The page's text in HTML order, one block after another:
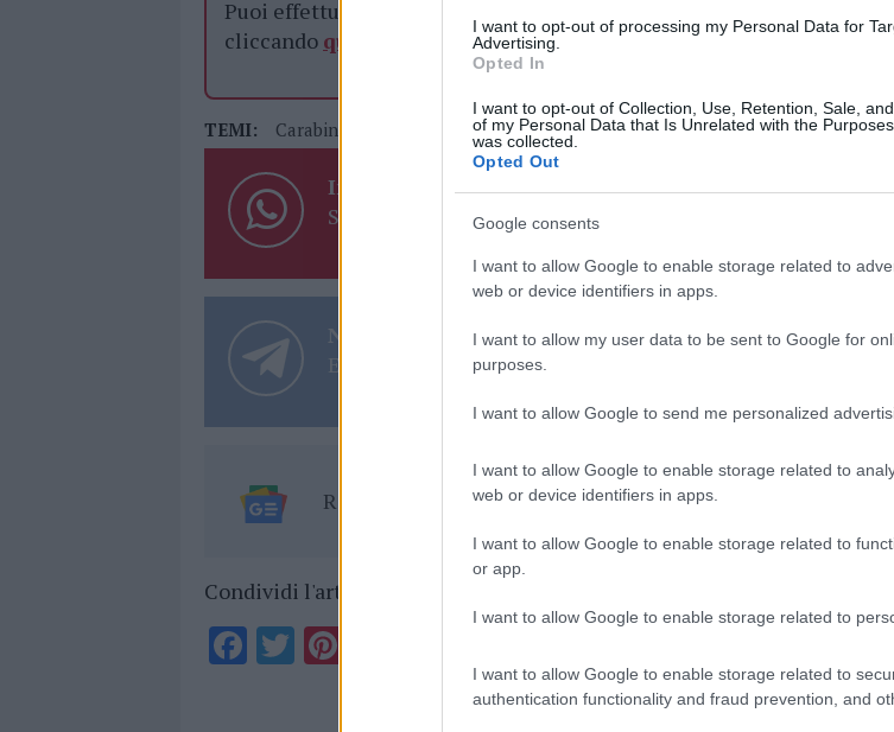
I want to opt-out of processing my Personal Data for
Advertising.
Opted In
I want to opt-out of Collection, Use, Retention, Sale,
of my Personal Data that Is Unrelated with the
was collected.
Opted Out
Google consents
I want to allow Google to enable storage related to
web or device identifiers in apps.
I want to allow my user data to be sent to Google for
purposes.
I want to allow Google to send me personalized
I want to allow Google to enable storage related to
web or device identifiers in apps.
I want to allow Google to enable storage related to
or app.
I want to allow Google to enable storage related to
I want to allow Google to enable storage related to
authentication functionality and fraud prevention, and
Puoi effettuare l'accesso andando nella sezione
cliccando qui
TEMI: Carabinieri San Teodoro
Inviaci le tue segnalazioni, i tuoi video e le tue foto
Su WhatsApp al numero +39 345 356 7512
Notizie in tempo reale?
Entra nel canale telegram di GalluraOggi.it
Ricevi le nostre ultime news daGoogle News
Condividi l'articolo
F T